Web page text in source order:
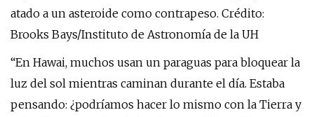
atado a un asteroide como contrapeso. Crédito:
Brooks Bays/Instituto de Astronomía de la UH
“En Hawai, muchos usan un paraguas para bloquear la
luz del sol mientras caminan durante el día. Estaba
pensando: ¿podríamos hacer lo mismo con la Tierra y